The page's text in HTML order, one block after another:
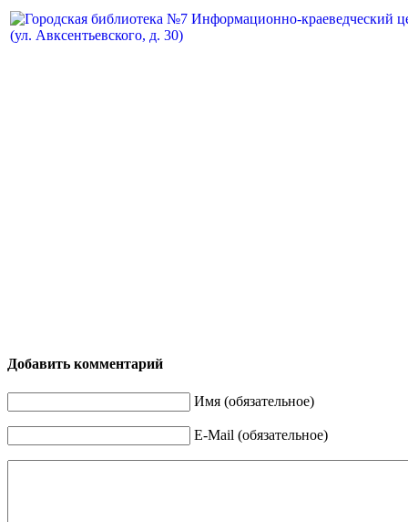
Добавить комментарий
Имя (обязательное)
E-Mail (обязательное)